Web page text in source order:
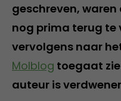
geschreven,
nog prima terug te
vervolgens naar
Molblog toegaat
auteur is